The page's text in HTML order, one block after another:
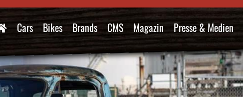
Cars Bikes Brands CMS Magazin Presse & Medien